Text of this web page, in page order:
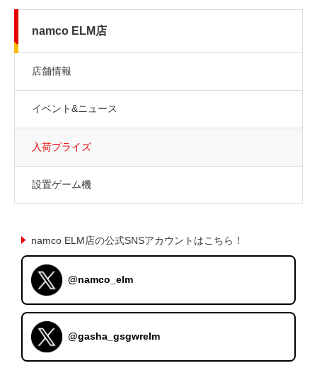
namco ELM店
店舗情報
イベント&ニュース
入荷プライズ
設置ゲーム機
namco ELM店の公式SNSアカウントはこちら！
@namco_elm
@gasha_gsgwrelm